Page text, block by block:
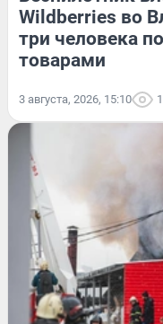
Wildberries во
три человека
товарами
3 августа, 2026, 15:10